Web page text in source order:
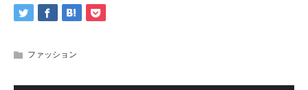
ファッション